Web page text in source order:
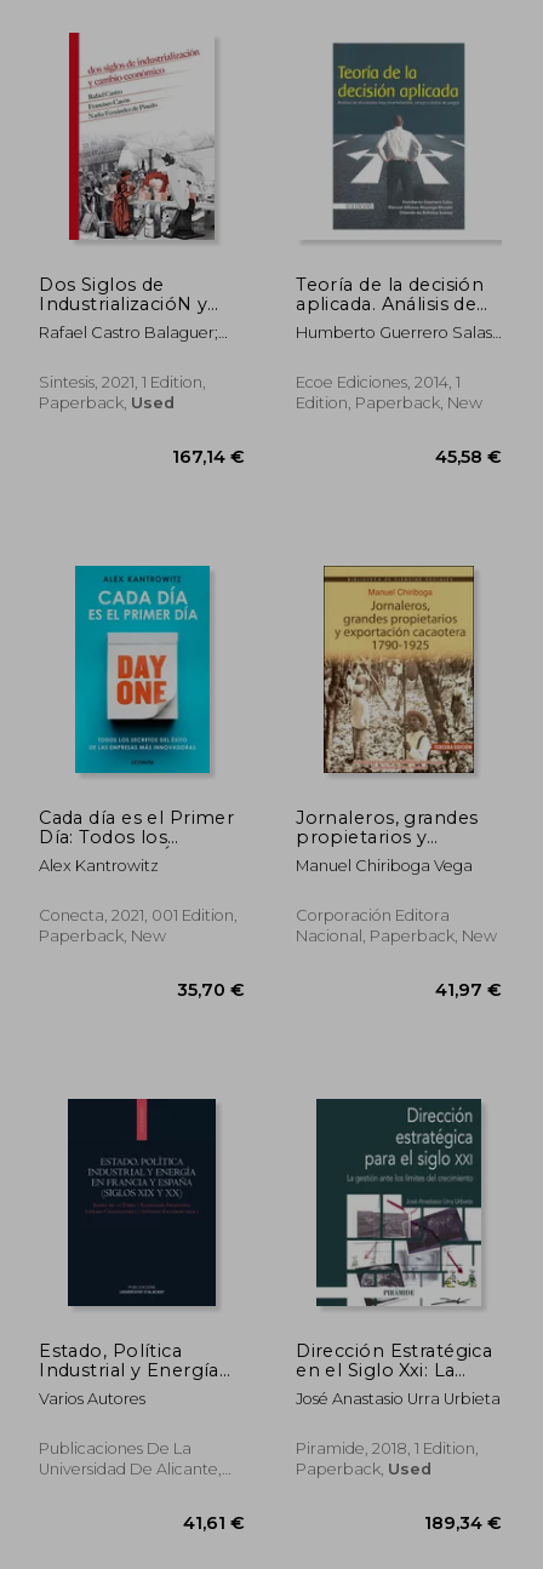
Dos Siglos de
IndustrializacióN y
Cambio EconóMico:
23 (Historia) (in
Rafael Castro Balaguer;
Nadia Fernández De
Pinedo
Sintesis, 2021, 1 Edition,
Paperback, Used
Teoría de la decisión
aplicada. Análisis de
decisiones bajo
incertidumbre, riesgo
Spanish)
Humberto Guerrero Salas,
Morato, Orlando De
Antonio Suárez
Ecoe Ediciones, 2014, 1
Edition, Paperback, New
Cada día es el Primer
Día: Todos los
Secretos del Éxito de
las Empresas más
Spanish)
Alex Kantrowitz
Conecta, 2021, 001 Edition,
Paperback, New
Jornaleros, grandes
propietarios y
exportación
cacaotera, 1790-1925.
Spanish)
Manuel Chiriboga Vega
Corporación Editora
Nacional, Paperback, New
Estado, Política
Industrial y Energía
en Francia y España
(Siglos xix y xx)
Spanish)
Varios Autores
Publicaciones De La
Universidad De Alicante,
Dirección Estratégica
en el Siglo Xxi: La
Gestión Ante los
Límites del
(Economía y
Empresa) (in Spanish)
José Anastasio Urra Urbieta
Piramide, 2018, 1 Edition,
Paperback, Used